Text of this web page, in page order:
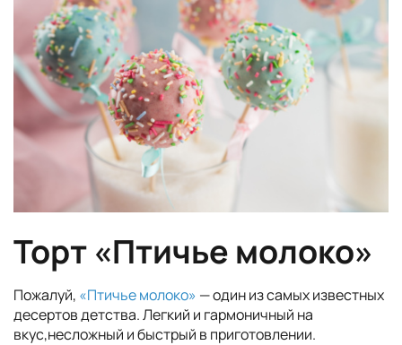
Торт «Птичье молоко»
Пожалуй, «Птичье молоко» — один из самых известных
десертов детства. Легкий и гармоничный на
вкус,несложный и быстрый в приготовлении.